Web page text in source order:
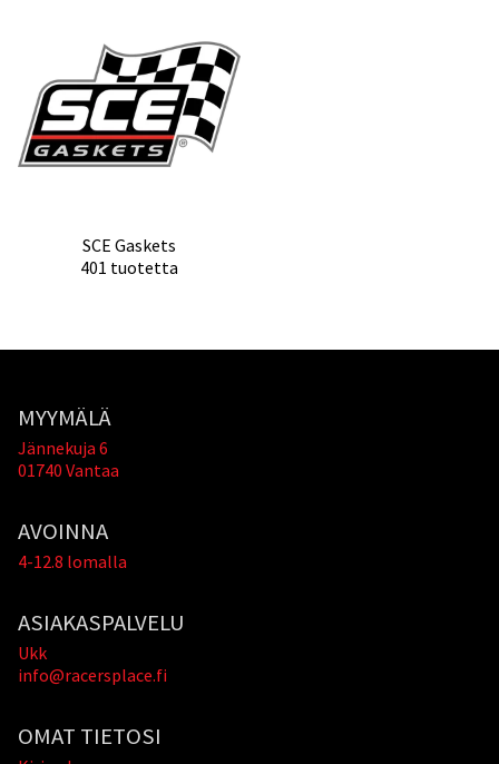
SCE Gaskets
401 tuotetta
MYYMÄLÄ
Jännekuja 6
01740 Vantaa
AVOINNA
4-12.8 lomalla
ASIAKASPALVELU
Ukk
info@racersplace.fi
OMAT TIETOSI